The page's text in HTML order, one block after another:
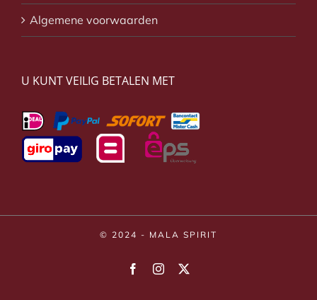
Algemene voorwaarden
U KUNT VEILIG BETALEN MET
© 2024 - MALA SPIRIT
FacebookInstagram